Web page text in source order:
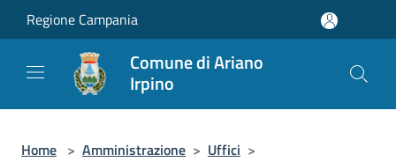
Salta al contenuto principale
Regione Campania
Comune di Ariano
Irpino
Home > Amministrazione > Uffici >